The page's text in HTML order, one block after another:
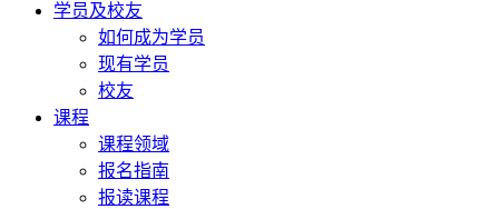
学员及校友
如何成为学员
现有学员
校友
课程
课程领域
报名指南
报读课程